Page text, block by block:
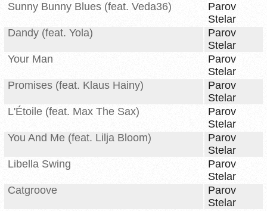
Sunny Bunny Blues (feat. Veda36)
Parov
Stelar
Dandy (feat. Yola)
Parov
Stelar
Your Man
Parov
Stelar
Promises (feat. Klaus Hainy)
Parov
Stelar
L'Étoile (feat. Max The Sax)
Parov
Stelar
You And Me (feat. Lilja Bloom)
Parov
Stelar
Libella Swing
Parov
Stelar
Catgroove
Parov
Stelar